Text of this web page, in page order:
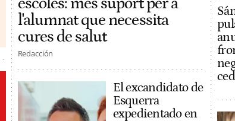
l'alumnat que necessita
cures de salut
Redacción
El excandidato de
Esquerra
expedientado en